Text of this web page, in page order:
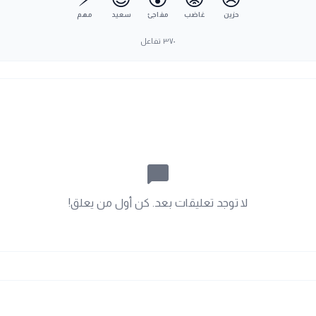
حزين غاضب مفاجئ سعيد مهم
٣٧٠ تفاعل
chat_bubble_outline
لا توجد تعليقات بعد. كن أول من يعلق!